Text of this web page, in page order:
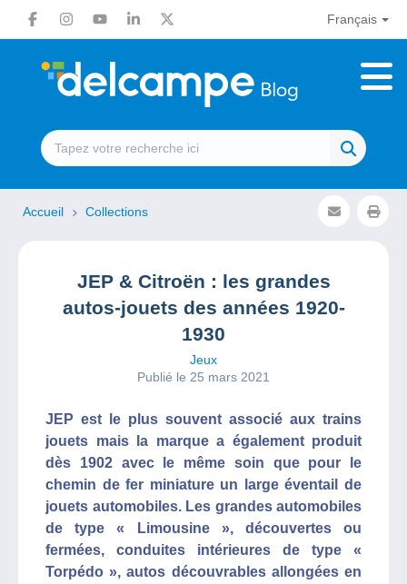
Français
Accueil Collections
JEP & Citroën : les grandes
autos-jouets des années 1920-
1930
Jeux
Publié le 25 mars 2021
JEP est le plus souvent associé aux trains
jouets mais la marque a également produit
dès 1902 avec le même soin que pour le
chemin de fer miniature un large éventail de
jouets automobiles. Les grandes automobiles
de type « Limousine », découvertes ou
fermées, conduites intérieures de type «
Torpédo », autos découvrables allongées en